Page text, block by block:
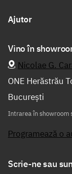
Ajutor
Vino în
Nicolae G.
ONE Herăstrău
București
Intrarea în showroom
Programează o
Scrie-ne sau